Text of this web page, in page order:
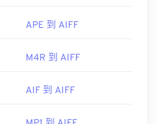
APE 到 AIFF
M4R 到 AIFF
AIF 到 AIFF